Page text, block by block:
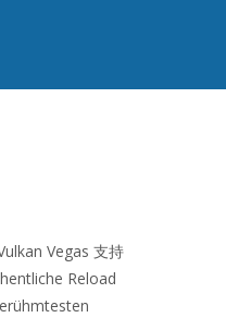
Vegas 支持
Reload